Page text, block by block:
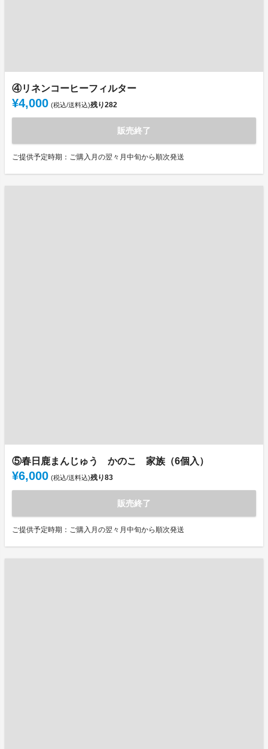
④リネンコーヒーフィルター
¥4,000 (税込/送料込)残り282
販売終了
ご提供予定時期：ご購入月の翌々月中旬から順次発送
⑤春日鹿まんじゅう かのこ 家族（6個入）
¥6,000 (税込/送料込)残り83
販売終了
ご提供予定時期：ご購入月の翌々月中旬から順次発送